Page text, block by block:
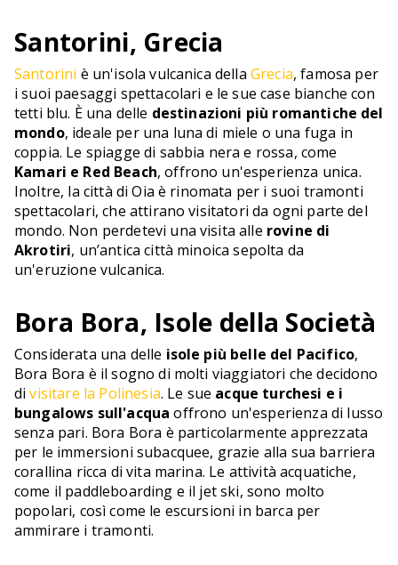
Santorini, Grecia
Santorini è un'isola vulcanica della Grecia, famosa per
i suoi paesaggi spettacolari e le sue case bianche con
tetti blu. È una delle destinazioni più romantiche del
mondo, ideale per una luna di miele o una fuga in
coppia. Le spiagge di sabbia nera e rossa, come
Kamari e Red Beach, offrono un'esperienza unica.
Inoltre, la città di Oia è rinomata per i suoi tramonti
spettacolari, che attirano visitatori da ogni parte del
mondo. Non perdetevi una visita alle rovine di
Akrotiri, un’antica città minoica sepolta da
un'eruzione vulcanica.
Bora Bora, Isole della Società
Considerata una delle isole più belle del Pacifico,
Bora Bora è il sogno di molti viaggiatori che decidono
divisitare la Polinesia. Le sue acque turchesi e i
bungalows sull'acqua offrono un'esperienza di lusso
senza pari. Bora Bora è particolarmente apprezzata
per le immersioni subacquee, grazie alla sua barriera
corallina ricca di vita marina. Le attività acquatiche,
come il paddleboarding e il jet ski, sono molto
popolari, così come le escursioni in barca per
ammirare i tramonti.